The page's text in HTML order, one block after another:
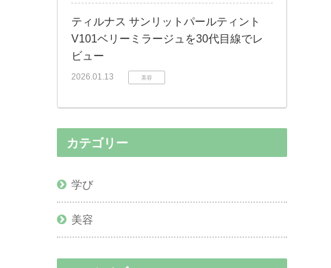
ティルナス サンリットパールティント
V101ベリーミラージュを30代目線でレ
ビュー
2026.01.13 美容
カテゴリー
学び
美容